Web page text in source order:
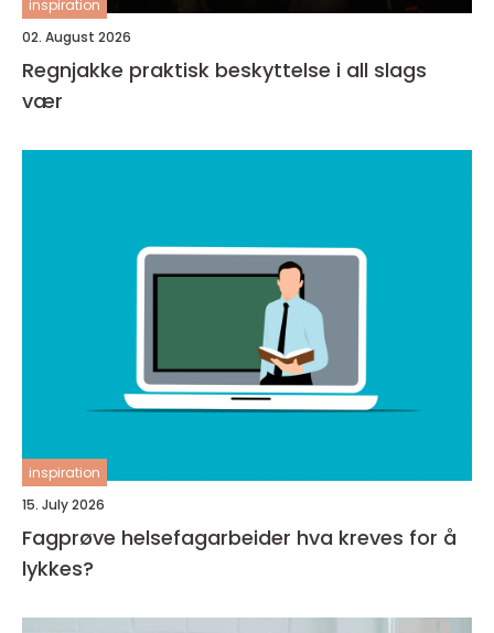
inspiration
02. August 2026
Regnjakke praktisk beskyttelse i all slags
vær
inspiration
15. July 2026
Fagprøve helsefagarbeider hva kreves for å
lykkes?